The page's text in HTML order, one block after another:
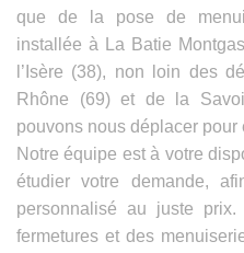
que de la pose de
installée à La Batie
l’Isère (38), non loin des
Rhône (69) et de la
pouvons nous déplacer pour
Notre équipe est à votre
étudier votre demande,
personnalisé au juste
fermetures et des